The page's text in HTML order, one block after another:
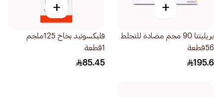
+
بريلينتا 90 مجم مضادة للتجلط
56قطعة
195.6
+
فليكسوتيد بخاخ 125ملجم
1قطعة
85.45